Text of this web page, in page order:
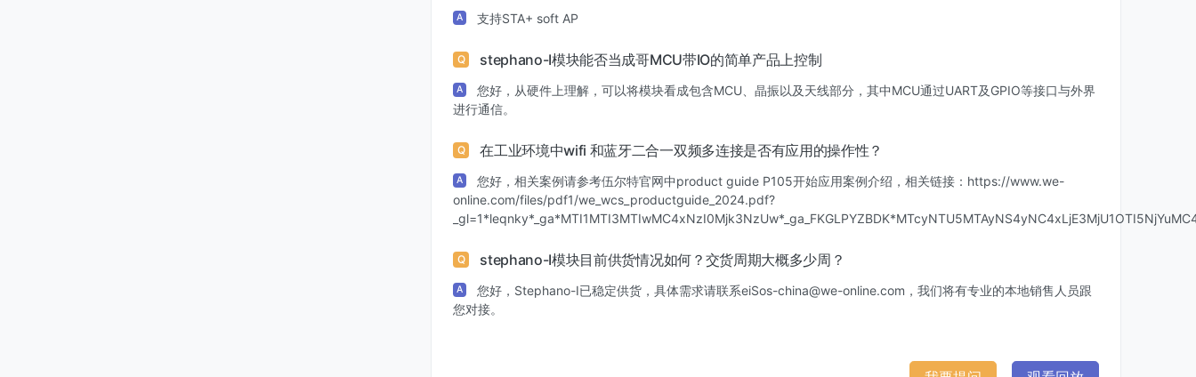
A 支持STA+ soft AP
Q stephano-I模块能否当成哥MCU带IO的简单产品上控制
A
您好，从硬件上理解，可以将模块看成包含MCU、晶振以及天线部分，其中MCU通过UART及GPIO等接口与外界
进行通信。
Q 在工业环境中wifi 和蓝牙二合一双频多连接是否有应用的操作性？
A
您好，相关案例请参考伍尔特官网中product guide P105开始应用案例介绍，相关链接：https://www.we-
online.com/files/pdf1/we_wcs_productguide_2024.pdf?
Q stephano-I模块目前供货情况如何？交货周期大概多少周？
A
您好，Stephano-I已稳定供货，具体需求请联系eiSos-china@we-online.com，我们将有专业的本地销售人员跟
您对接。